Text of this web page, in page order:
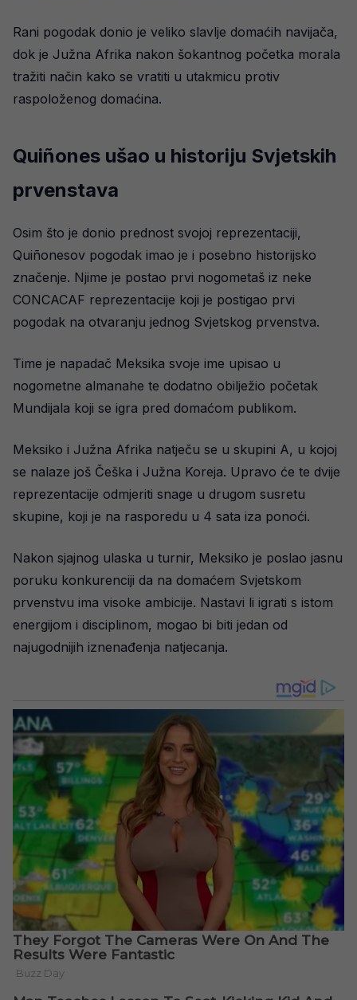
Rani pogodak donio je veliko slavlje domaćih navijača,
dok je Južna Afrika nakon šokantnog početka morala
tražiti način kako se vratiti u utakmicu protiv
raspoloženog domaćina.
Quiñones ušao u historiju Svjetskih
prvenstava
Osim što je donio prednost svojoj reprezentaciji,
Quiñonesov pogodak imao je i posebno historijsko
značenje. Njime je postao prvi nogometaš iz neke
CONCACAF reprezentacije koji je postigao prvi
pogodak na otvaranju jednog Svjetskog prvenstva.
Time je napadač Meksika svoje ime upisao u
nogometne almanahe te dodatno obilježio početak
Mundijala koji se igra pred domaćom publikom.
Meksiko i Južna Afrika natječu se u skupini A, u kojoj
se nalaze još Češka i Južna Koreja. Upravo će te dvije
reprezentacije odmjeriti snage u drugom susretu
skupine, koji je na rasporedu u 4 sata iza ponoći.
Nakon sjajnog ulaska u turnir, Meksiko je poslao jasnu
poruku konkurenciji da na domaćem Svjetskom
prvenstvu ima visoke ambicije. Nastavi li igrati s istom
energijom i disciplinom, mogao bi biti jedan od
najugodnijih iznenađenja natjecanja.